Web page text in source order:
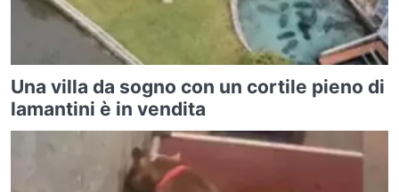
Una villa da sogno con un cortile pieno di
lamantini è in vendita